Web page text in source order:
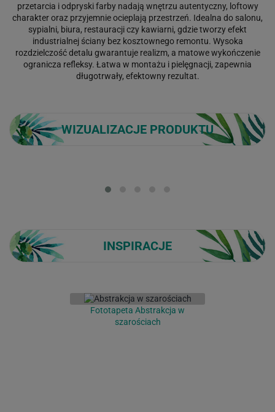
przetarcia i odpryski farby nadają wnętrzu autentyczny, loftowy
charakter oraz przyjemnie ocieplają przestrzeń. Idealna do salonu,
sypialni, biura, restauracji czy kawiarni, gdzie tworzy efekt
industrialnej ściany bez kosztownego remontu. Wysoka
rozdzielczość detalu gwarantuje realizm, a matowe wykończenie
ogranicza refleksy. Łatwa w montażu i pielęgnacji, zapewnia
długotrwały, efektowny rezultat.
WIZUALIZACJE PRODUKTU
INSPIRACJE
Fototapeta Abstrakcja w
szarościach